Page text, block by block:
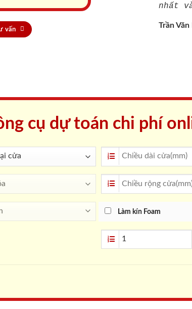
vấn
nhất
Trần Văn
cụ dự toán chi phí
Làm kín Foam